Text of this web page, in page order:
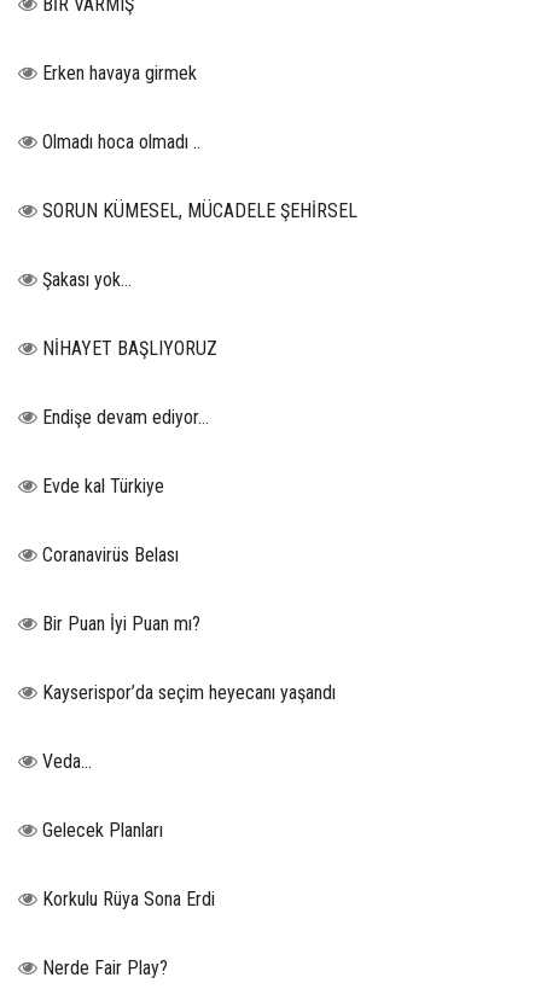
BİR VARMIŞ
Erken havaya girmek
Olmadı hoca olmadı ..
SORUN KÜMESEL, MÜCADELE ŞEHİRSEL
Şakası yok…
NİHAYET BAŞLIYORUZ
Endişe devam ediyor…
Evde kal Türkiye
Coranavirüs Belası
Bir Puan İyi Puan mı?
Kayserispor’da seçim heyecanı yaşandı
Veda…
Gelecek Planları
Korkulu Rüya Sona Erdi
Nerde Fair Play?